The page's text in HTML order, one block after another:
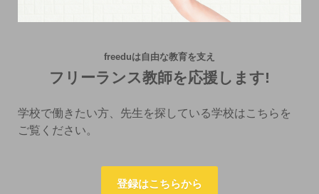
freeduは自由な教育を支え
フリーランス教師を応援します!
学校で働きたい方、先生を探している学校はこちらを
ご覧ください。
登録はこちらから